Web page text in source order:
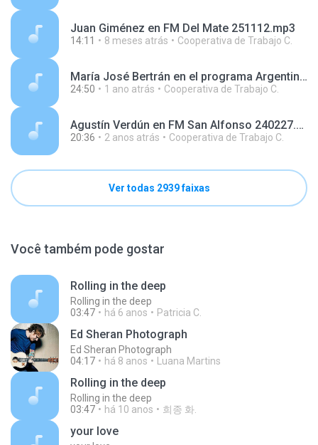
Juan Giménez en FM Del Mate 251112.mp3
14:11 8 meses atrás Cooperativa de Trabajo C.
María José Bertrán en el programa Argentinos en el Mundo, en Radio Argentina 250606.mp3
24:50 1 ano atrás Cooperativa de Trabajo C.
Agustín Verdún en FM San Alfonso 240227.mp3
20:36 2 anos atrás Cooperativa de Trabajo C.
Ver todas 2939 faixas
Você também pode gostar
Rolling in the deep
Rolling in the deep
03:47
há 6 anos Patricia C.
Ed Sheran Photograph
Ed Sheran Photograph
04:17
há 8 anos Luana Martins
Rolling in the deep
Rolling in the deep
03:47
há 10 anos 희종 화.
your love